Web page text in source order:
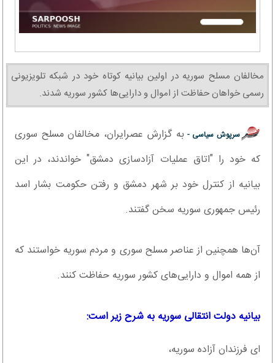
مخالفان مسلح سوریه در اولین بیانیه کوتاه خود در شبکه تلویزیونی
رسمی خواهان حفاظت از اموال و دارایی‌ها کشور سوریه شدند.
سرپوش سیاسی -به گزارش عصرایران، مخالفان مسلح سوری
که خود را "اتاق عملیات آزادسازی دمشق" خواندند، در این
بیانیه از کنترل خود بر شهر دمشق و رفتن حکومت بشار اسد
رئیس جمهوری سوریه سخن گفتند.
آن‌ها همچنین از عناصر مسلح سوری و مردم سوریه خواستند که
از همه اموال و دارایی‌های کشور سوریه حفاظت کنند.
بیانیه دولت انتقالی سوریه به شرح زیر است:
ای فرزندان آزاده سوریه،